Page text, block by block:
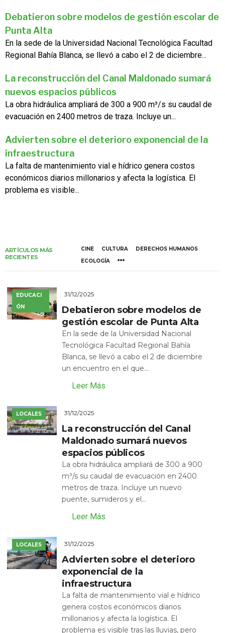
Debatieron sobre modelos de gestión escolar de
Punta Alta
En la sede de la Universidad Nacional Tecnológica Facultad
Regional Bahía Blanca, se llevó a cabo el 2 de diciembre...
La reconstrucción del Canal Maldonado sumará
nuevos espacios públicos
La obra hidráulica ampliará de 300 a 900 m³/s su caudal de
evacuación en 2400 metros de traza. Incluye un...
Advierten sobre el deterioro exponencial de la
infraestructura
La falta de mantenimiento vial e hídrico genera costos
económicos diarios millonarios y afecta la logística. El
problema es visible...
ARTÍCULOS MÁS
RECIENTES
CINE CULTURA
DERECHOS HUMANOS
ECOLOGÍA
EDUCACI
ÓN
31/12/2025
Debatieron sobre modelos de
gestión escolar de Punta Alta
En la sede de la Universidad Nacional
Tecnológica Facultad Regional Bahía
Blanca, se llevó a cabo el 2 de diciembre
un encuentro en el que...
Leer Más
LOCALES 31/12/2025
La reconstrucción del Canal
Maldonado sumará nuevos
espacios públicos
La obra hidráulica ampliará de 300 a 900
m³/s su caudal de evacuación en 2400
metros de traza. Incluye un nuevo
puente, sumideros y el...
Leer Más
LOCALES 31/12/2025
Advierten sobre el deterioro
exponencial de la
infraestructura
La falta de mantenimiento vial e hídrico
genera costos económicos diarios
millonarios y afecta la logística. El
problema es visible tras las lluvias, pero